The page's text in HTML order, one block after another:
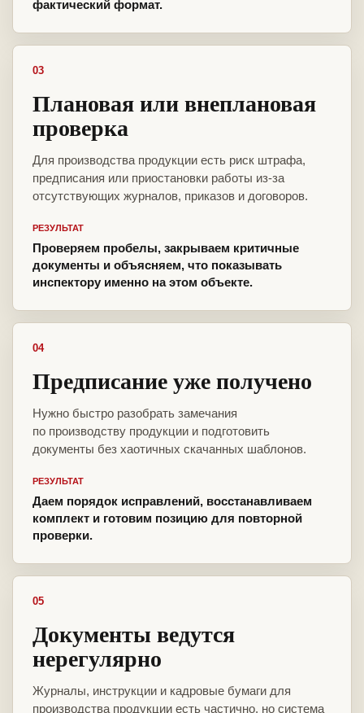
фактический формат.
03
Плановая или внеплановая
проверка
Для производства продукции есть риск штрафа,
предписания или приостановки работы из-за
отсутствующих журналов, приказов и договоров.
РЕЗУЛЬТАТ
Проверяем пробелы, закрываем критичные
документы и объясняем, что показывать
инспектору именно на этом объекте.
04
Предписание уже получено
Нужно быстро разобрать замечания
по производству продукции и подготовить
документы без хаотичных скачанных шаблонов.
РЕЗУЛЬТАТ
Даем порядок исправлений, восстанавливаем
комплект и готовим позицию для повторной
проверки.
05
Документы ведутся
нерегулярно
Журналы, инструкции и кадровые бумаги для
производства продукции есть частично, но система